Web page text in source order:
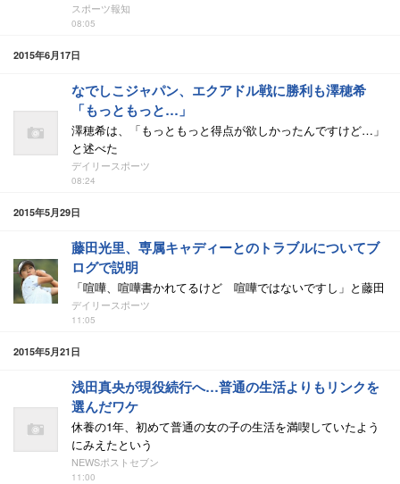
スポーツ報知
08:05
2015年6月17日
なでしこジャパン、エクアドル戦に勝利も澤穂希
「もっともっと…」
澤穂希は、「もっともっと得点が欲しかったんですけど…」
と述べた
デイリースポーツ
08:24
2015年5月29日
藤田光里、専属キャディーとのトラブルについてブ
ログで説明
「喧嘩、喧嘩書かれてるけど 喧嘩ではないですし」と藤田
デイリースポーツ
11:05
2015年5月21日
浅田真央が現役続行へ…普通の生活よりもリンクを
選んだワケ
休養の1年、初めて普通の女の子の生活を満喫していたよう
にみえたという
NEWSポストセブン
11:00